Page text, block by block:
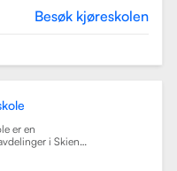
Besøk kjøreskolen
er en
i Skien